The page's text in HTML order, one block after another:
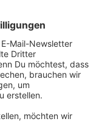
Niederrhein
Jahr gab es
Sie bescherten
Das kam
wurde. Sie